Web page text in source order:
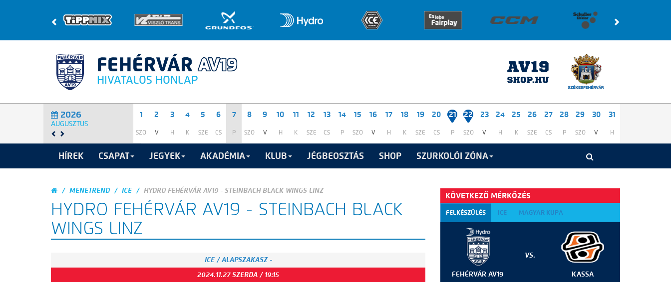
HIVATALOS HONLAP
2026
AUGUSZTUS
1
SZO
2
V
3
H
4
K
5
SZE
6
CS
7
P
8
SZO
9
V
10
H
11
K
12
SZE
13
CS
14
P
15
SZO
16
V
17
H
18
K
19
SZE
20
CS
21
P
22
SZO
23
V
24
H
25
K
26
SZE
27
CS
28
P
29
SZO
30
V
31
H
HÍREK CSAPAT JEGYEK AKADÉMIA KLUB JÉGBEOSZTÁS SHOP SZURKOLÓI ZÓNA
MENETREND ICE HYDRO FEHÉRVÁR AV19 - STEINBACH BLACK WINGS LINZ
HYDRO FEHÉRVÁR AV19 - STEINBACH BLACK
WINGS LINZ
ICE / ALAPSZAKASZ -
2024.11.27 SZERDA / 19:15
KÖVETKEZŐ MÉRKŐZÉS
FELKÉSZÜLÉS ICE MAGYAR KUPA
FEHÉRVÁR AV19
VS.
KASSA